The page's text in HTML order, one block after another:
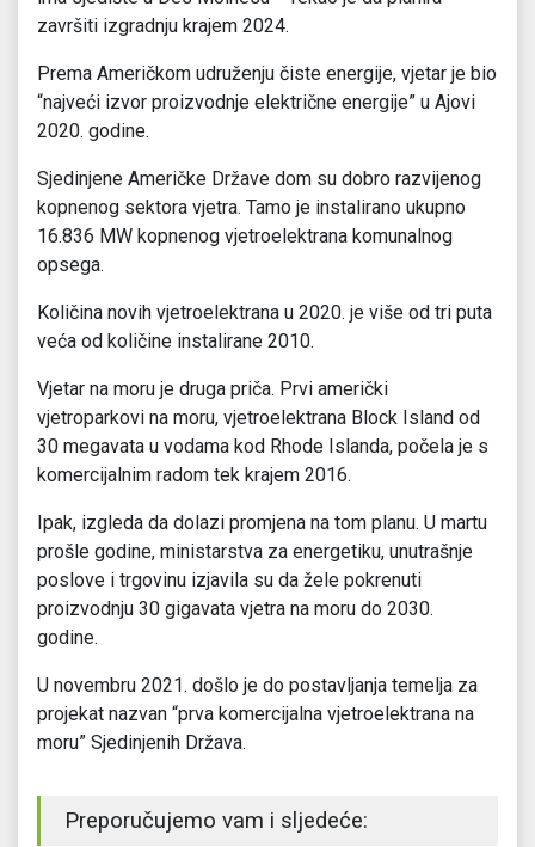
završiti izgradnju krajem 2024.
Prema Američkom udruženju čiste energije, vjetar je bio
“najveći izvor proizvodnje električne energije” u Ajovi
2020. godine.
Sjedinjene Američke Države dom su dobro razvijenog
kopnenog sektora vjetra. Tamo je instalirano ukupno
16.836 MW kopnenog vjetroelektrana komunalnog
opsega.
Količina novih vjetroelektrana u 2020. je više od tri puta
veća od količine instalirane 2010.
Vjetar na moru je druga priča. Prvi američki
vjetroparkovi na moru, vjetroelektrana Block Island od
30 megavata u vodama kod Rhode Islanda, počela je s
komercijalnim radom tek krajem 2016.
Ipak, izgleda da dolazi promjena na tom planu. U martu
prošle godine, ministarstva za energetiku, unutrašnje
poslove i trgovinu izjavila su da žele pokrenuti
proizvodnju 30 gigavata vjetra na moru do 2030.
godine.
U novembru 2021. došlo je do postavljanja temelja za
projekat nazvan “prva komercijalna vjetroelektrana na
moru” Sjedinjenih Država.
Preporučujemo vam i sljedeće: